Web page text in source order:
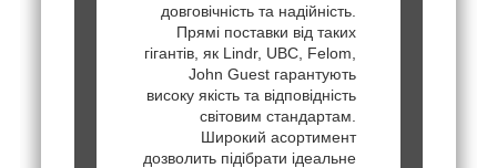
довговічність та надійність.
Прямі поставки від таких
гігантів, як Lindr, UBC, Felom,
John Guest гарантують
високу якість та відповідність
світовим стандартам.
Широкий асортимент
дозволить підібрати ідеальне